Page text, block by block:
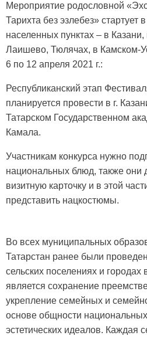
Мероприятие родословной
Тарихта без эзлебез» стартует
населенных пунктах – в Казани,
Лаишево, Тюлячах, в Камском-
6 по 12 апреля 2021 г.:
Республиканский этап
планируется провести в г.
Татарском Государственном
Камала.
Участникам конкурса нужно
национальных блюд, также они
визитную карточку и в этой
представить нацкостюмы.
Во всех муниципальных
Татарстан ранее были
сельских поселениях и
является сохранение
укрепление семейных и
основе общности
эстетических идеалов. Каждая